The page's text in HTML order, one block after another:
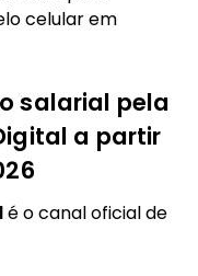
celular em
salarial pela
a partir
é o canal oficial de